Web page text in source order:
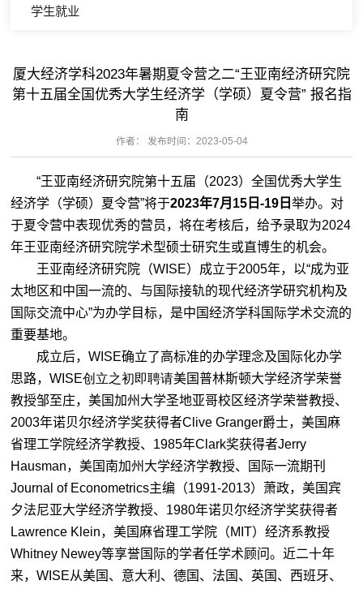
学生就业
厦大经济学科2023年暑期夏令营之二“王亚南经济研究院
第十五届全国优秀大学生经济学（学硕）夏令营” 报名指
南
作者： 发布时间：2023-05-04
“王亚南经济研究院第十五届（2023）全国优秀大学生
经济学（学硕）夏令营”将于2023年7月15日-19日 举办。对
于夏令营中表现优秀的营员，将在考核后，给予录取为2024
年王亚南经济研究院学术型硕士研究生或直博生的机会。
王亚南经济研究院（WISE）成立于2005年，以“成为亚
太地区和中国一流的、与国际接轨的现代经济学研究机构及
国际交流中心”为办学目标，是中国经济学科国际学术交流的
重要基地。
成立后，WISE确立了高标准的办学理念及国际化办学
思路， WISE创立之初即聘请美国普林斯顿大学经济学荣誉
教授邹至庄，美国加州大学圣地亚哥校区经济学荣誉教授、
2003年诺贝尔经济学奖获得者Clive Granger爵士，美国麻
省理工学院经济学教授、1985年Clark奖获得者Jerry
Hausman，美国南加州大学经济学教授、国际一流期刊
Journal of Econometrics主编（1991-2013）萧政，美国宾
夕法尼亚大学经济学教授、1980年诺贝尔经济学奖获得者
Lawrence Klein，美国麻省理工学院（MIT）经济系教授
Whitney Newey等享誉国际的学者任学术顾问。近二十年
来，WISE从美国、意大利、德国、法国、英国、西班牙、